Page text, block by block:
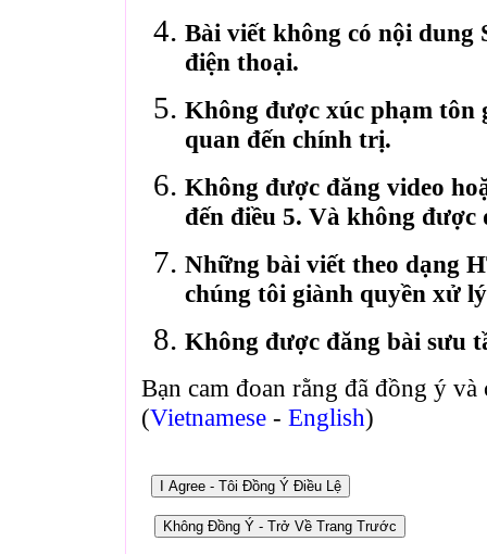
Bài viết không có nội dung
điện thoại.
Không được xúc phạm tôn
quan đến chính trị.
Không được đăng video
đến điều 5. Và không
Những bài viết theo dạng
chúng tôi giành quyền xử
Không được đăng bài sưu
Bạn cam đoan rằng đã đồng ý
(Vietnamese - English)